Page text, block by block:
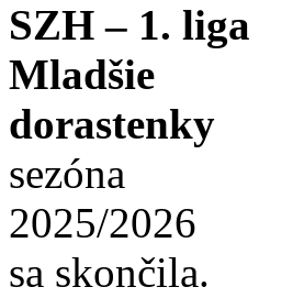
SZH – 1. liga
Mladšie
dorastenky
sezóna
2025/2026
sa skončila.